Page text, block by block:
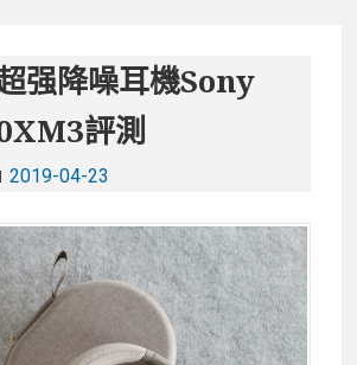
GH61
電
搭
載
ONKYO
40mm
單
超强降噪耳機Sony
評測
2019-04-23